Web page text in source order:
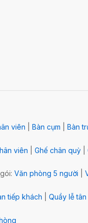
viên Bàn cụm Bàn
viên Ghế chân quỳ
Văn phòng 5 người
tiếp khách Quầy lễ tân